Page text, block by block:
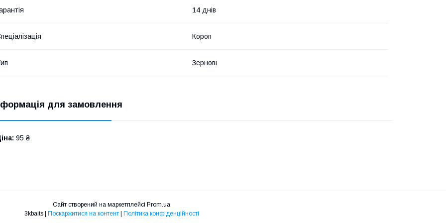
14 днів
Короп
Зернові
для замовлення
95 ₴
Сайт створений на маркетплейсі Prom.ua
Поскаржитися на контент Політика конфіденційності